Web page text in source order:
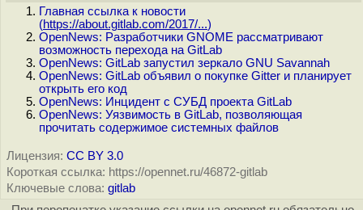
Главная ссылка к новости
(https://about.gitlab.com/2017/...)
OpenNews: Разработчики GNOME рассматривают
возможность перехода на GitLab
OpenNews: GitLab запустил зеркало GNU Savannah
OpenNews: GitLab объявил о покупке Gitter и планирует
открыть его код
OpenNews: Инцидент с СУБД проекта GitLab
OpenNews: Уязвимость в GitLab, позволяющая
прочитать содержимое системных файлов
Лицензия: CC BY 3.0
Короткая ссылка: https://opennet.ru/46872-gitlab
Ключевые слова: gitlab